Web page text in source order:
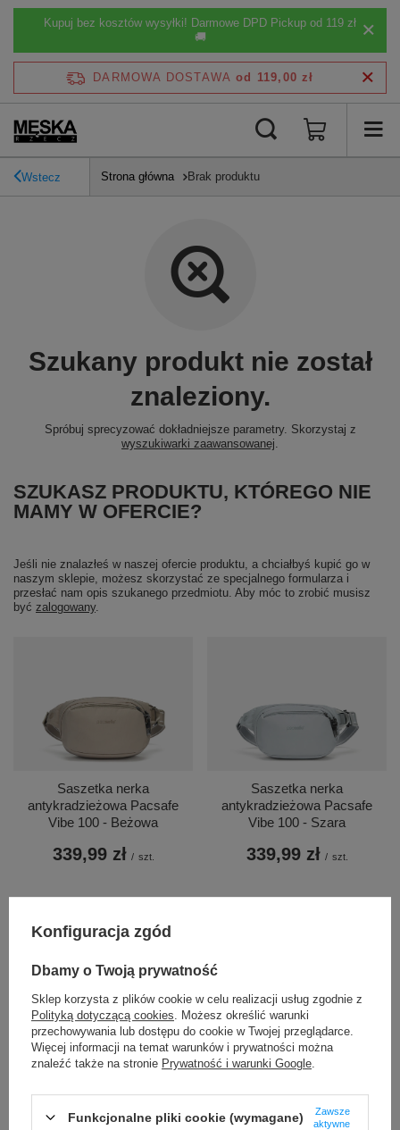
Kupuj bez kosztów wysyłki! Darmowe DPD Pickup od 119 zł
🚚
DARMOWA DOSTAWA od 119,00 zł
Wstecz Strona główna Brak produktu
Szukany produkt nie został
znaleziony.
Spróbuj sprecyzować dokładniejsze parametry. Skorzystaj z
wyszukiwarki zaawansowanej.
SZUKASZ PRODUKTU, KTÓREGO NIE
MAMY W OFERCIE?
Jeśli nie znalazłeś w naszej ofercie produktu, a chciałbyś kupić go w
naszym sklepie, możesz skorzystać ze specjalnego formularza i
przesłać nam opis szukanego przedmiotu. Aby móc to zrobić musisz
być zalogowany.
Saszetka nerka
antykradzieżowa Pacsafe
Vibe 100 - Beżowa
339,99 zł / szt.
Saszetka nerka
antykradzieżowa Pacsafe
Vibe 100 - Szara
339,99 zł / szt.
PROMOCJA
Kubek termiczny Contigo
Byron 470ml - Deep Blue
69,99 zł
PROMOCJA
Bokserki męskie
szybkoschnące SAXX VIBE
19,99 zł / szt.
Konfiguracja zgód
Dbamy o Twoją prywatność
Sklep korzysta z plików cookie w celu realizacji usług zgodnie z
Polityką dotyczącą cookies . Możesz określić warunki
przechowywania lub dostępu do cookie w Twojej przeglądarce.
Więcej informacji na temat warunków i prywatności można
znaleźć także na stronie Prywatność i warunki Google
Funkcjonalne pliki cookie (wymagane)
Zawsze
aktywne